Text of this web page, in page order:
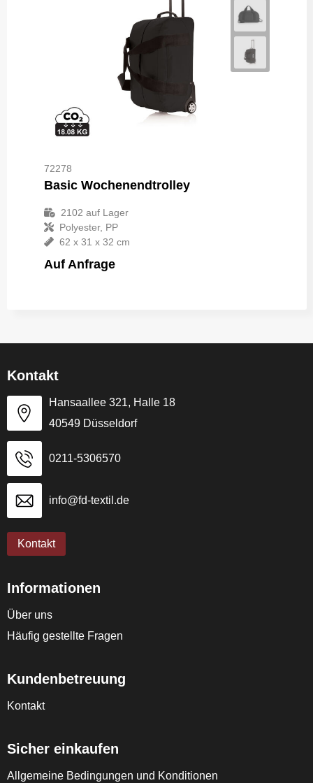
72278
Basic Wochenendtrolley
2102 auf Lager
Polyester, PP
62 x 31 x 32 cm
Auf Anfrage
Kontakt
Hansaallee 321, Halle 18
40549 Düsseldorf
0211-5306570
info@fd-textil.de
Kontakt
Informationen
Über uns
Häufig gestellte Fragen
Kundenbetreuung
Kontakt
Sicher einkaufen
Allgemeine Bedingungen und Konditionen